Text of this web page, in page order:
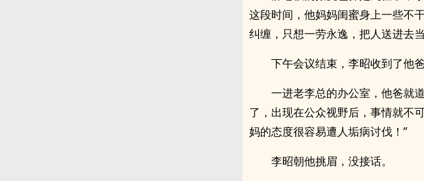
这段时间，他妈妈闺蜜身上一些不
纠缠，只想一劳永逸，把人送进去当
下午会议结束，李昭收到了他
一进老李总的办公室，他爸就
了，出现在公众视野后，事情就不
妈的态度很容易遭人垢病讨伐！”
李昭朝他挑眉，没接话。